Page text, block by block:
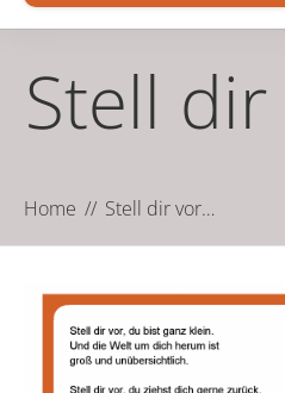
Stell
Home // Stell dir vor…